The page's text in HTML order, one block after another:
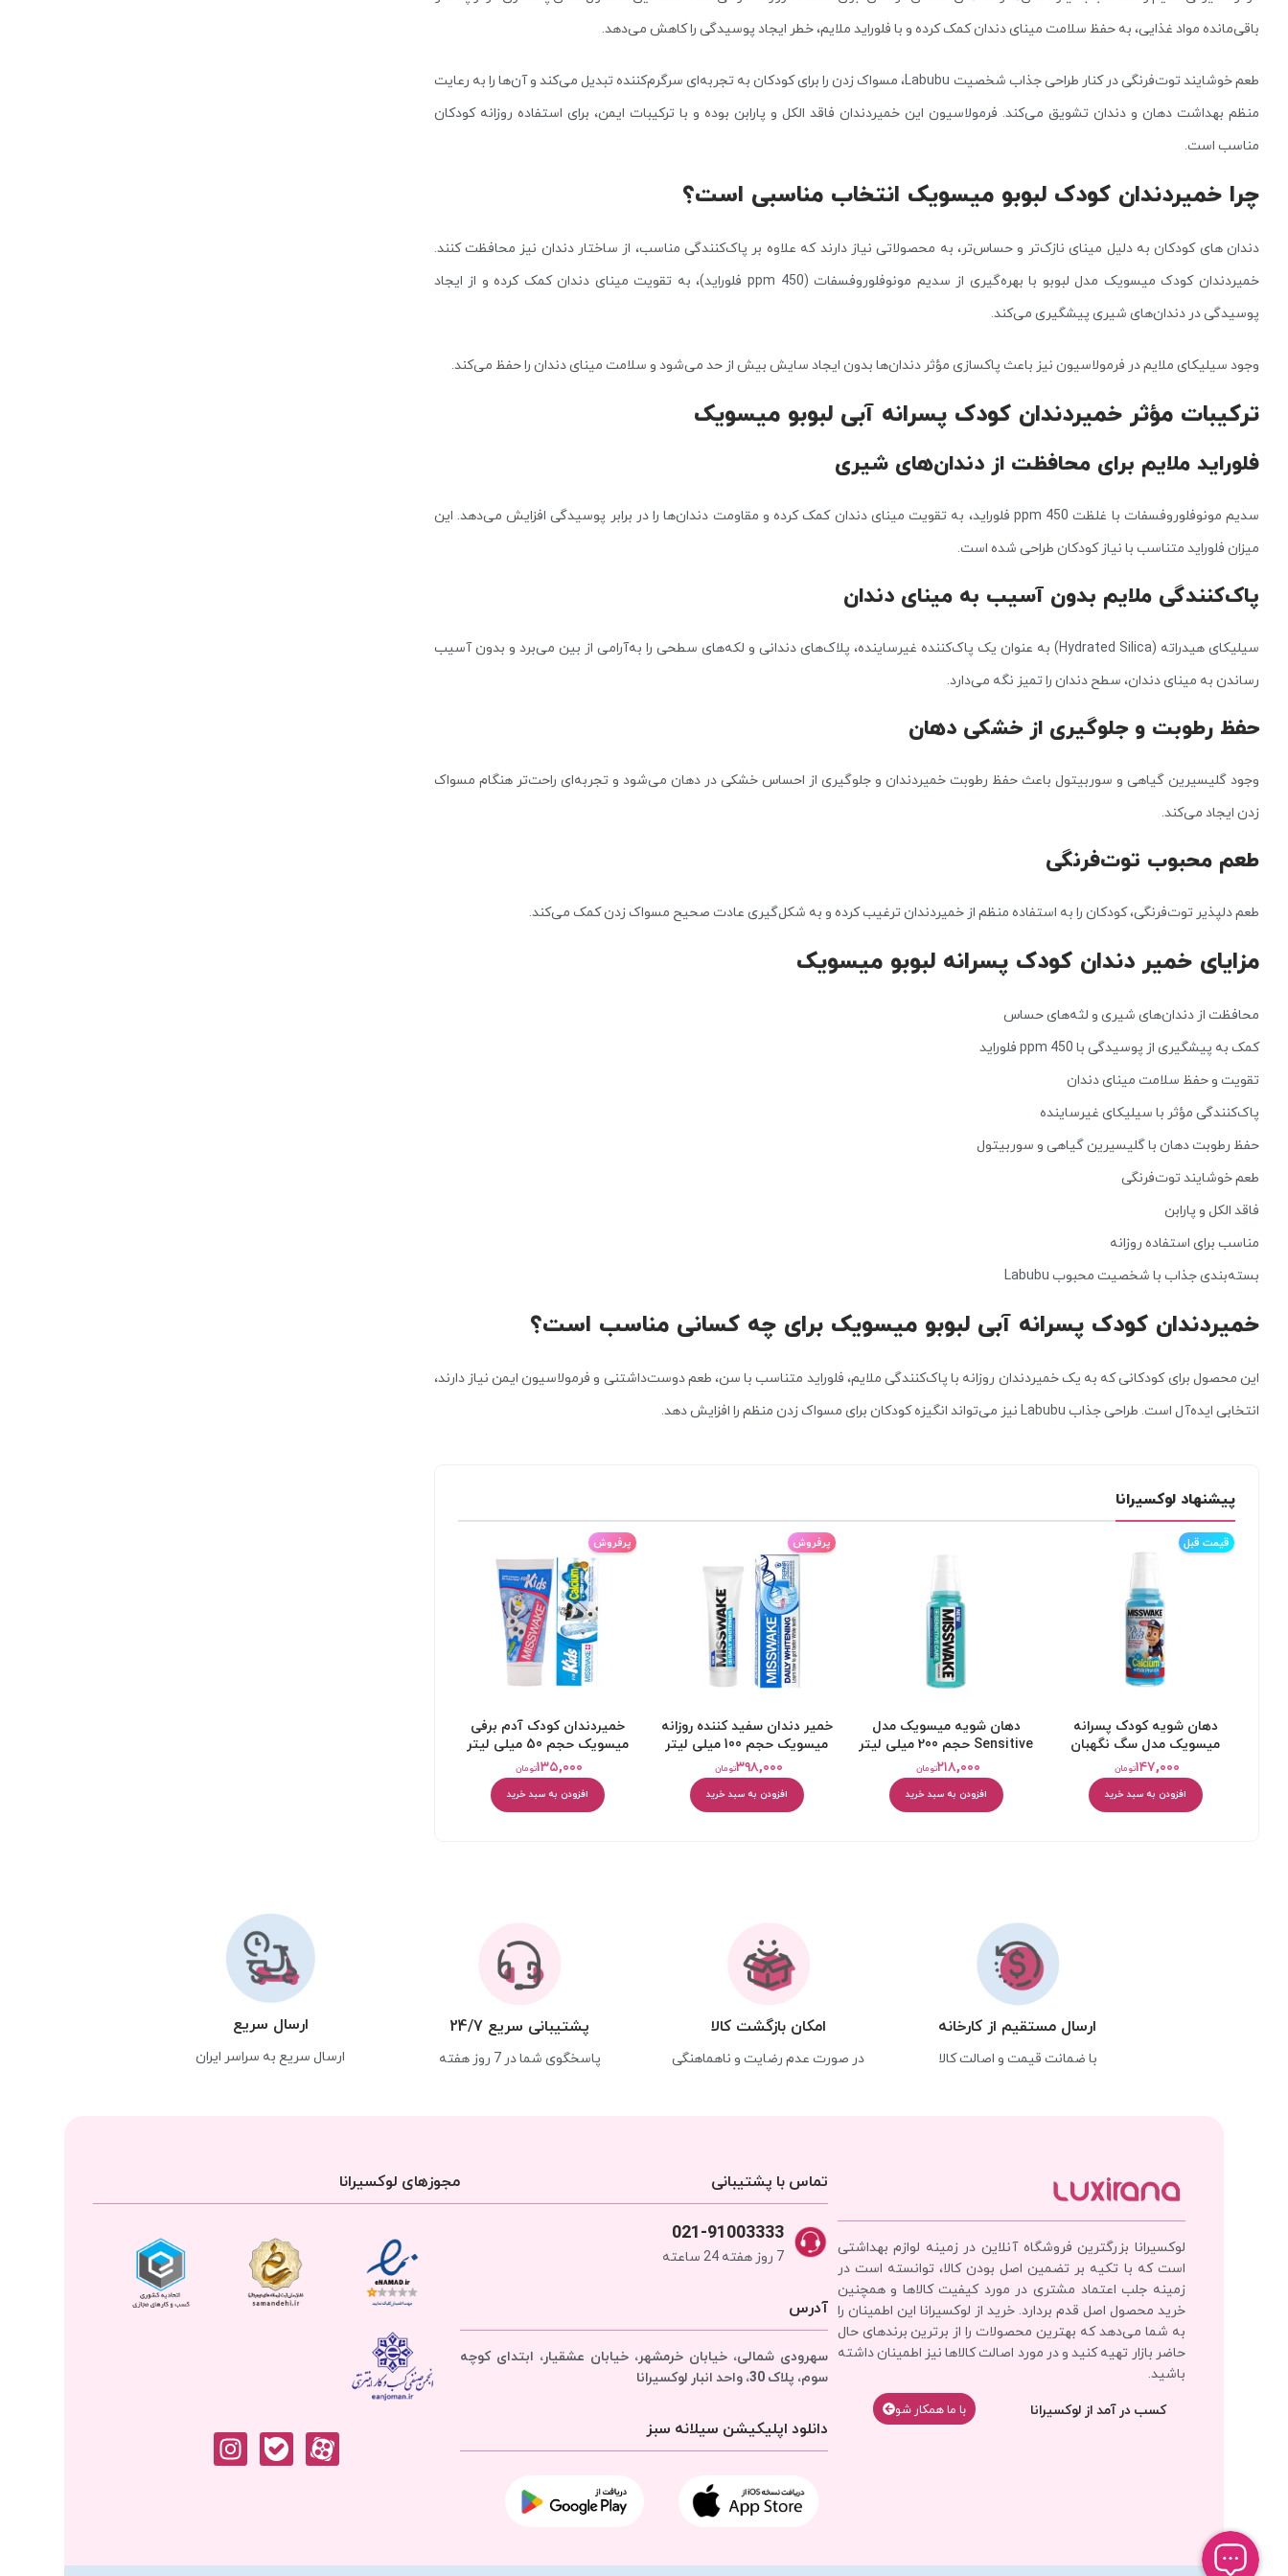
باقی‌مانده مواد غذایی، به حفظ سلامت مینای دندان کمک کرده و با فلوراید ملایم، خطر ایجاد پوسیدگی را کاهش می‌دهد.
طعم خوشایند توت‌فرنگی در کنار طراحی جذاب شخصیت Labubu، مسواک زدن را برای کودکان به تجربه‌ای سرگرم‌کننده تبدیل می‌کند و آن‌ها را به رعایت
منظم بهداشت دهان و دندان تشویق می‌کند. فرمولاسیون این خمیردندان فاقد الکل و پارابن بوده و با ترکیبات ایمن، برای استفاده روزانه کودکان
مناسب است.
چرا خمیردندان کودک لبوبو میسویک انتخاب مناسبی است؟
دندان‌ های کودکان به دلیل مینای نازک‌تر و حساس‌تر، به محصولاتی نیاز دارند که علاوه بر پاک‌کنندگی مناسب، از ساختار دندان نیز محافظت کنند.
خمیردندان کودک میسویک مدل لبوبو با بهره‌گیری از سدیم مونوفلوروفسفات (450 ppm فلوراید)، به تقویت مینای دندان کمک کرده و از ایجاد
پوسیدگی در دندان‌های شیری پیشگیری می‌کند.
وجود سیلیکای ملایم در فرمولاسیون نیز باعث پاکسازی مؤثر دندان‌ها بدون ایجاد سایش بیش از حد می‌شود و سلامت مینای دندان را حفظ می‌کند.
ترکیبات مؤثر خمیردندان کودک پسرانه آبی لبوبو میسویک
فلوراید ملایم برای محافظت از دندان‌های شیری
سدیم مونوفلوروفسفات با غلظت 450 ppm فلوراید، به تقویت مینای دندان کمک کرده و مقاومت دندان‌ها را در برابر پوسیدگی افزایش می‌دهد. این
میزان فلوراید متناسب با نیاز کودکان طراحی شده است.
پاک‌کنندگی ملایم بدون آسیب به مینای دندان
سیلیکای هیدراته (Hydrated Silica) به عنوان یک پاک‌کننده غیرساینده، پلاک‌های دندانی و لکه‌های سطحی را به‌آرامی از بین می‌برد و بدون آسیب
رساندن به مینای دندان، سطح دندان را تمیز نگه می‌دارد.
حفظ رطوبت و جلوگیری از خشکی دهان
وجود گلیسیرین گیاهی و سوربیتول باعث حفظ رطوبت خمیردندان و جلوگیری از احساس خشکی در دهان می‌شود و تجربه‌ای راحت‌تر هنگام مسواک
زدن ایجاد می‌کند.
طعم محبوب توت‌فرنگی
طعم دلپذیر توت‌فرنگی، کودکان را به استفاده منظم از خمیردندان ترغیب کرده و به شکل‌گیری عادت صحیح مسواک زدن کمک می‌کند.
مزایای خمیر دندان کودک پسرانه لبوبو میسویک
محافظت از دندان‌های شیری و لثه‌های حساس
کمک به پیشگیری از پوسیدگی با 450 ppm فلوراید
تقویت و حفظ سلامت مینای دندان
پاک‌کنندگی مؤثر با سیلیکای غیرساینده
حفظ رطوبت دهان با گلیسیرین گیاهی و سوربیتول
طعم خوشایند توت‌فرنگی
فاقد الکل و پارابن
مناسب برای استفاده روزانه
بسته‌بندی جذاب با شخصیت محبوب Labubu
خمیردندان کودک پسرانه آبی لبوبو میسویک برای چه کسانی مناسب است؟
این محصول برای کودکانی که به یک خمیردندان روزانه با پاک‌کنندگی ملایم، فلوراید متناسب با سن، طعم دوست‌داشتنی و فرمولاسیون ایمن نیاز دارند،
انتخابی ایده‌آل است. طراحی جذاب Labubu نیز می‌تواند انگیزه کودکان برای مسواک زدن منظم را افزایش دهد.
پیشنهاد لوکسیرانا
قیمت قبل
دهان شویه کودک پسرانه
میسویک مدل سگ نگهبان
تومان۱۴۷,۰۰۰
افزودن به سبد خرید
دهان شویه میسویک مدل
Sensitive حجم 200 میلی لیتر
تومان۲۱۸,۰۰۰
افزودن به سبد خرید
پرفروش
خمیر دندان سفید کننده روزانه
میسویک حجم 100 میلی لیتر
تومان۳۹۸,۰۰۰
افزودن به سبد خرید
پرفروش
خميردندان کودک آدم برفی
میسویک حجم 50 میلی لیتر
تومان۱۳۵,۰۰۰
افزودن به سبد خرید
ارسال مستقیم از کارخانه
با ضمانت قیمت و اصالت کالا
امکان بازگشت کالا
در صورت عدم رضایت و ناهماهنگی
پشتیبانی سریع 24/7
پاسخگوی شما در 7 روز هفته
ارسال سریع
ارسال سریع به سراسر ایران
لوکسیرانا بزرگترین فروشگاه آنلاین در زمینه لوازم بهداشتی
است که با تکیه بر تضمین اصل بودن کالا، توانسته است در
زمینه جلب اعتماد مشتری در مورد کیفیت کالاها و همچنین
خرید محصول اصل قدم بردارد. خرید از لوکسیرانا این اطمینان را
به شما می‌دهد که بهترین محصولات را از برترین برندهای حال
حاضر بازار تهیه کنید و در مورد اصالت کالاها نیز اطمینان داشته
باشید.
کسب در آمد از لوکسیرانا با‌‌ ما همکار شو
تماس با پشتیبانی
021-91003333
7 روز هفته 24 ساعته
آدرس
سهرودی شمالی، خیابان خرمشهر، خیابان عشقیار، ابتدای کوچه
سوم، پلاک 30، واحد انبار
لوکسیرانا
دانلود اپلیکیشن سیلانه سبز
مجوزهای لوکسیرانا